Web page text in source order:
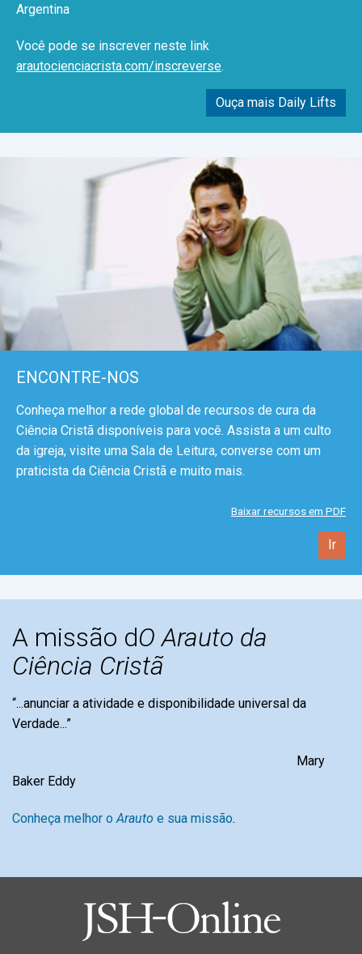
Argentina
Você pode se inscrever neste link
arautocienciacrista.com/inscreverse.
Ouça mais Daily Lifts
ENCONTRE-NOS
Conheça melhor a rede global de recursos de cura da
Ciência Cristã disponíveis para você. Assista a um culto
da igreja, visite uma Sala de Leitura, converse com um
praticista da Ciência Cristã e muito mais.
Baixar recursos em PDF
Ir
A missão dO Arauto da
Ciência Cristã
“...anunciar a atividade e disponibilidade universal da
Verdade...”
Mary
Baker Eddy
Conheça melhor o Arauto e sua missão.